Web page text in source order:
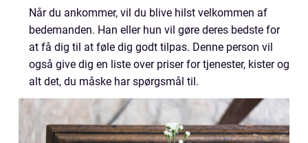
Når du ankommer, vil du blive hilst velkommen af ​​
bedemanden. Han eller hun vil gøre deres bedste for
at få dig til at føle dig godt tilpas. Denne person vil
også give dig en liste over priser for tjenester, kister og
alt det, du måske har spørgsmål til.